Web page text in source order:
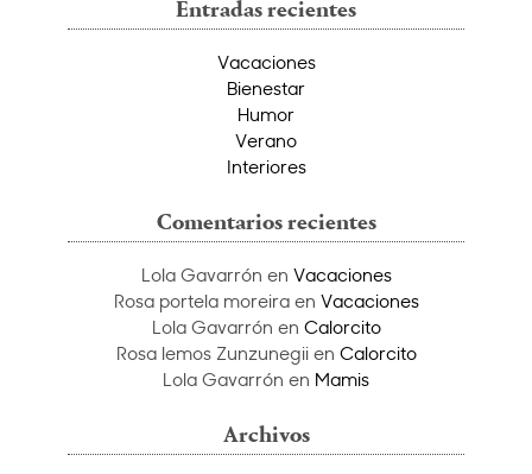
Entradas recientes
Vacaciones
Bienestar
Humor
Verano
Interiores
Comentarios recientes
Lola Gavarrón en Vacaciones
Rosa portela moreiraen Vacaciones
Lola Gavarrón en Calorcito
Rosa lemos Zunzunegiien Calorcito
Lola Gavarrón en Mamis
Archivos